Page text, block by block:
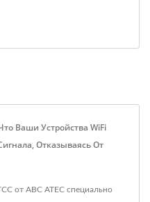
Ваши Устройства WiFi
Отказываясь От
от ABC ATEC специально